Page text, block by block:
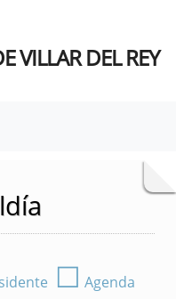
VILLAR DEL REY
☐ Agenda